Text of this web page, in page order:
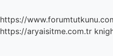
https://
https://aryaisitme.com.tr